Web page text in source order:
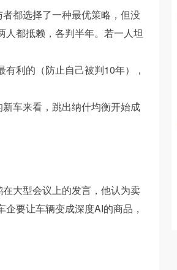
都选择了一种最优策略，但没
都抵赖，各判半年。若一人坦
利的（防止自己被判10年），
车来看，跳出纳什均衡开始成
大型会议上的发言，他认为卖
要让车辆变成深度AI的商品，